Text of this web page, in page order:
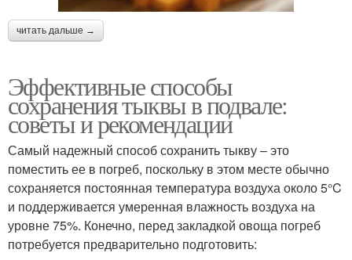
читать дальше →
Эффективные способы
сохранения тыквы в подвале:
советы и рекомендации
Самый надежный способ сохранить тыкву – это
поместить ее в погреб, поскольку в этом месте обычно
сохраняется постоянная температура воздуха около 5°C
и поддерживается умеренная влажность воздуха на
уровне 75%. Конечно, перед закладкой овоща погреб
потребуется предварительно подготовить: